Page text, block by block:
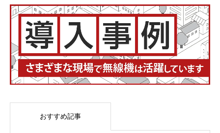
おすすめ記事